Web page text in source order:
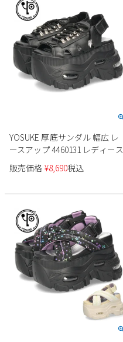
YOSUKE 厚底サンダル 幅広 レ
ースアップ 4460131 レディース
販売価格 ¥8,690税込